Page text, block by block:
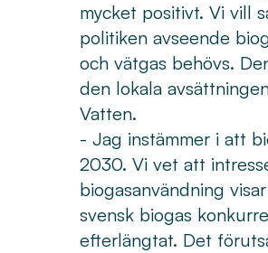
mycket positivt. Vi vill
politiken avseende
och vätgas behövs.
den lokala
Vatten.
- Jag instämmer i att
2030. Vi vet att
biogasanvändning
svensk biogas
efterlängtat. Det